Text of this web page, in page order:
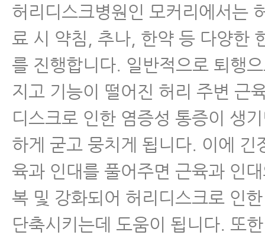
허리디스크병원인 모커리에서는
료 시 약침, 추나, 한약 등 다양한
를 진행합니다. 일반적으로 퇴행
지고 기능이 떨어진 허리 주변 근
디스크로 인한 염증성 통증이 생
하게 굳고 뭉치게 됩니다. 이에 긴
육과 인대를 풀어주면 근육과 인
복 및 강화되어 허리디스크로 인
단축시키는데 도움이 됩니다. 또